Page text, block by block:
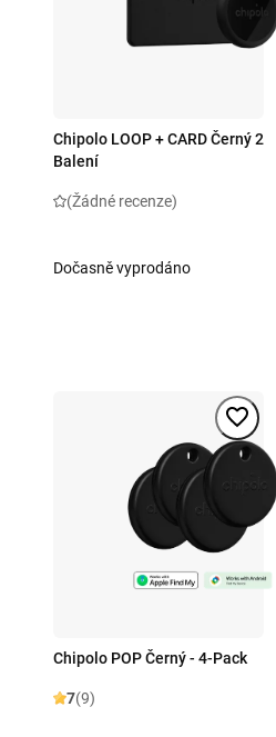
Chipolo LOOP + CARD Černý 2
Balení
(Žádné recenze)
Dočasně vyprodáno
Chipolo POP Černý - 4-Pack
7(9)